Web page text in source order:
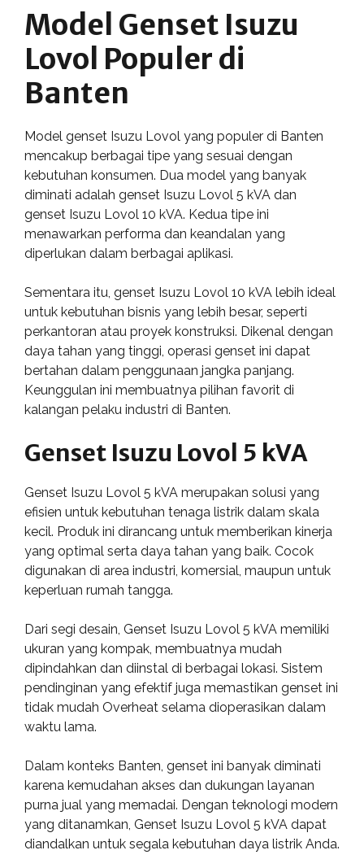
Model Genset Isuzu
Lovol Populer di
Banten
Model genset Isuzu Lovol yang populer di Banten
mencakup berbagai tipe yang sesuai dengan
kebutuhan konsumen. Dua model yang banyak
diminati adalah genset Isuzu Lovol 5 kVA dan
genset Isuzu Lovol 10 kVA. Kedua tipe ini
menawarkan performa dan keandalan yang
diperlukan dalam berbagai aplikasi.
Sementara itu, genset Isuzu Lovol 10 kVA lebih ideal
untuk kebutuhan bisnis yang lebih besar, seperti
perkantoran atau proyek konstruksi. Dikenal dengan
daya tahan yang tinggi, operasi genset ini dapat
bertahan dalam penggunaan jangka panjang.
Keunggulan ini membuatnya pilihan favorit di
kalangan pelaku industri di Banten.
Genset Isuzu Lovol 5 kVA
Genset Isuzu Lovol 5 kVA merupakan solusi yang
efisien untuk kebutuhan tenaga listrik dalam skala
kecil. Produk ini dirancang untuk memberikan kinerja
yang optimal serta daya tahan yang baik. Cocok
digunakan di area industri, komersial, maupun untuk
keperluan rumah tangga.
Dari segi desain, Genset Isuzu Lovol 5 kVA memiliki
ukuran yang kompak, membuatnya mudah
dipindahkan dan diinstal di berbagai lokasi. Sistem
pendinginan yang efektif juga memastikan genset ini
tidak mudah Overheat selama dioperasikan dalam
waktu lama.
Dalam konteks Banten, genset ini banyak diminati
karena kemudahan akses dan dukungan layanan
purna jual yang memadai. Dengan teknologi modern
yang ditanamkan, Genset Isuzu Lovol 5 kVA dapat
diandalkan untuk segala kebutuhan daya listrik Anda.